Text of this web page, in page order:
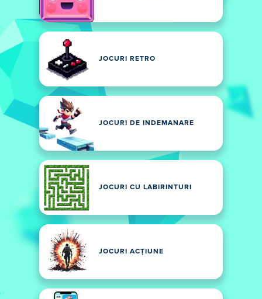
JOCURI RETRO
JOCURI DE INDEMANARE
JOCURI CU LABIRINTURI
JOCURI ACȚIUNE